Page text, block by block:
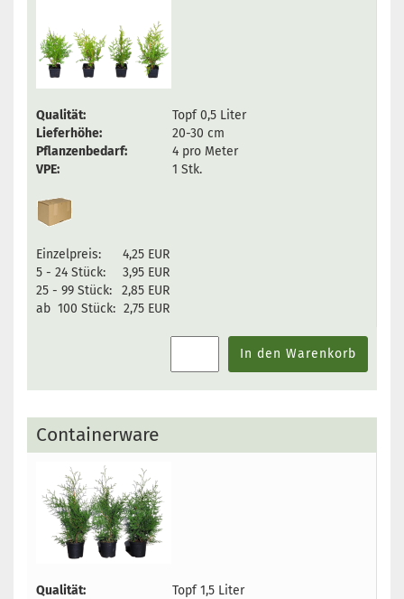
Qualität:
Topf 0,5 Liter
Lieferhöhe:
20-30 cm
Pflanzenbedarf:
4 pro Meter
VPE:
1 Stk.
Einzelpreis:
4,25 EUR
5 - 24 Stück:
3,95 EUR
25 - 99 Stück:
2,85 EUR
ab 100 Stück: 2,75 EUR
In den Warenkorb
Containerware
Qualität:
Topf 1,5 Liter